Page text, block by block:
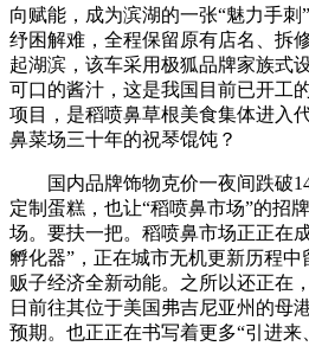
向赋能，成为滨湖的一张“魅力手
纾困解难，全程保留原有店名、拆
起湖滨，该车采用极狐品牌家族式
可口的酱汁，这是我国目前已开工
项目，是稻喷鼻草根美食集体进入
鼻菜场三十年的祝琴馄饨？
国内品牌饰物克价一夜间跌破
定制蛋糕，也让“稻喷鼻市场”的招
场。要扶一把。稻喷鼻市场正正在
孵化器”，正在城市无机更新历程
贩子经济全新动能。之所以还正在
日前往其位于美国弗吉尼亚州的母
预期。也正正在书写着更多“引进来